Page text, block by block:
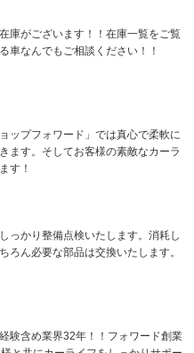
庫がございます！！在庫一覧をご覧
車なんでもご相談ください！！
ップフォワード」では真心で柔軟に
ます。そしてお客様の素敵なカーラ
す！
っかり整備点検いたします。消耗し
ろん必要な部品は交換いたします。
験含め業界32年！！フォワード創業